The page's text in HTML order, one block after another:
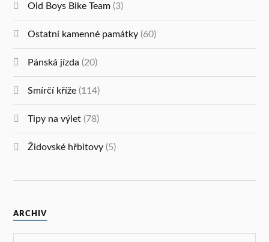
Old Boys Bike Team (3)
Ostatní kamenné památky (60)
Pánská jízda (20)
Smírčí kříže (114)
Tipy na výlet (78)
Židovské hřbitovy (5)
ARCHIV